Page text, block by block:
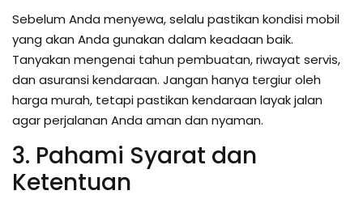
Sebelum Anda menyewa, selalu pastikan kondisi mobil
yang akan Anda gunakan dalam keadaan baik.
Tanyakan mengenai tahun pembuatan, riwayat servis,
dan asuransi kendaraan. Jangan hanya tergiur oleh
harga murah, tetapi pastikan kendaraan layak jalan
agar perjalanan Anda aman dan nyaman.
3. Pahami Syarat dan
Ketentuan